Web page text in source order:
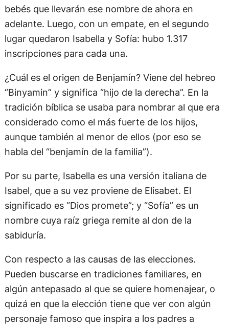
bebés que llevarán ese nombre de ahora en
adelante. Luego, con un empate, en el segundo
lugar quedaron Isabella y Sofía: hubo 1.317
inscripciones para cada una.
¿Cuál es el origen de Benjamín? Viene del hebreo
“Binyamin” y significa “hijo de la derecha”. En la
tradición bíblica se usaba para nombrar al que era
considerado como el más fuerte de los hijos,
aunque también al menor de ellos (por eso se
habla del “benjamín de la familia”).
Por su parte, Isabella es una versión italiana de
Isabel, que a su vez proviene de Elisabet. El
significado es “Dios promete”; y “Sofía” es un
nombre cuya raíz griega remite al don de la
sabiduría.
Con respecto a las causas de las elecciones.
Pueden buscarse en tradiciones familiares, en
algún antepasado al que se quiere homenajear, o
quizá en que la elección tiene que ver con algún
personaje famoso que inspira a los padres a